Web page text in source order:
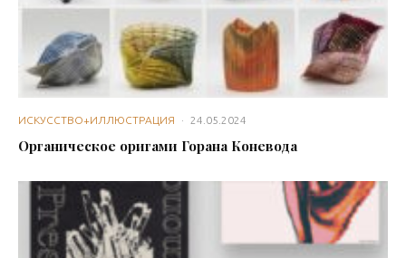
ИСКУССТВО+ИЛЛЮСТРАЦИЯ · 24.05.2024
Органическое оригами Горана Коневода